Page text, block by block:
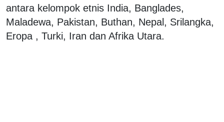
antara kelompok etnis India, Banglades,
Maladewa, Pakistan, Buthan, Nepal, Srilangka,
Eropa , Turki, Iran dan Afrika Utara.